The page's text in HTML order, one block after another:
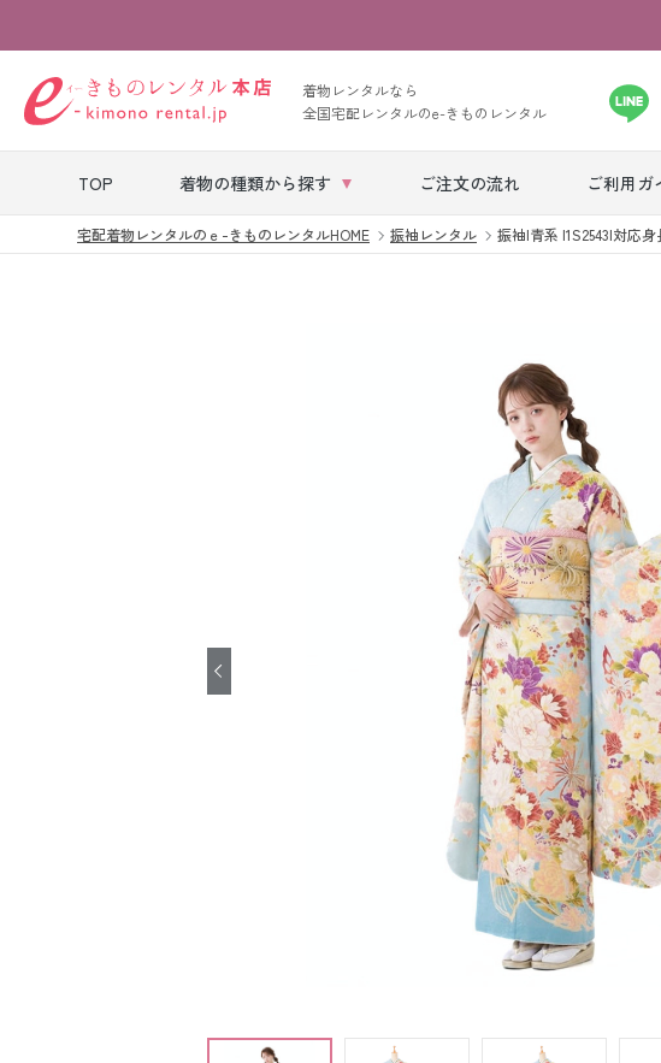
着物レンタルなら
全国宅配レンタルのe-きものレンタル
TOP 着物の種類から探す ご注文の流れ ご利用ガ
七五三レンタル 振袖レンタル
ンタル
男性礼装レンタ
ル
小物販売品
宅配着物レンタルのｅ-きものレンタルHOME 振袖レンタル 振袖|青系 |1S2543|対応身